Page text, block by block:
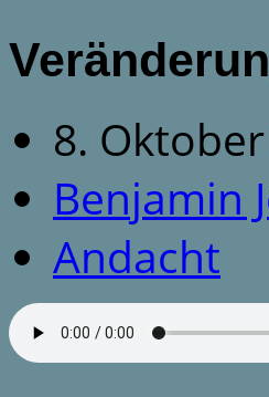
8.
Benjamin
Andacht